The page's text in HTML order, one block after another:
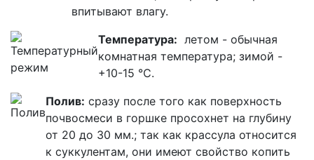
впитывают влагу.
Температура: летом - обычная
комнатная температура; зимой -
+10-15 ℃.
Полив: сразу после того как поверхность
почвосмеси в горшке просохнет на глубину
от 20 до 30 мм.; так как крассула относится
к суккулентам, они имеют свойство копить